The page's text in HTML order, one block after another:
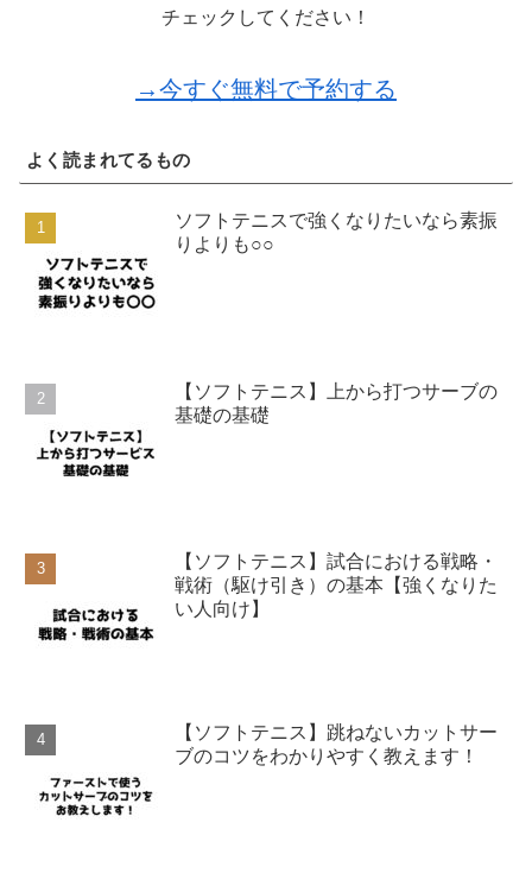
チェックしてください！
→今すぐ無料で予約する
よく読まれてるもの
ソフトテニスで強くなりたいなら素振
りよりも○○
【ソフトテニス】上から打つサーブの
基礎の基礎
【ソフトテニス】試合における戦略・
戦術（駆け引き）の基本【強くなりた
い人向け】
【ソフトテニス】跳ねないカットサー
ブのコツをわかりやすく教えます！